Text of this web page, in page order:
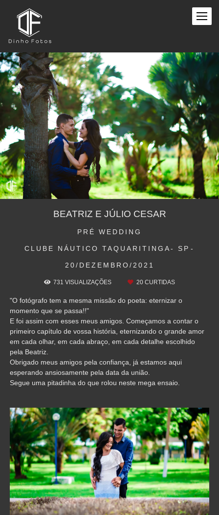
PRÉ WEDDING
CLUBE NÁUTICO TAQUARITINGA- SP
20/DEZEMBRO/2021
BEATRIZ E JÚLIO CESAR
731 VISUALIZAÇÕES 20 CURTIDAS
"O fotógrafo tem a mesma missão do poeta: eternizar o
momento que se passa!!"
E foi assim com esses meus amigos. Começamos a contar o
primeiro capítulo de vossa história, eternizando o grande amor
em cada olhar, em cada abraço, em cada detalhe escolhido
pela Beatriz.
Obrigado meus amigos pela confiança, já estamos aqui
esperando ansiosamente pela data da união.
Segue uma pitadinha do que rolou neste mega ensaio.